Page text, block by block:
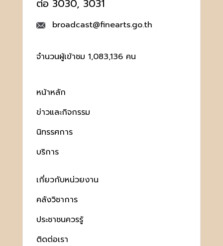
ต่อ 3030, 3031
broadcast@finearts.go.th
จำนวนผู้เข้าชม 1,083,136 คน
หน้าหลัก
ข่าวและกิจกรรม
นิทรรศการ
บริการ
เกี่ยวกับหน่วยงาน
คลังวิชาการ
ประชาชนควรรู้
ติดต่อเรา